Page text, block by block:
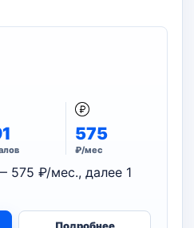
575
₽/мес
575 ₽/мес., далее 1